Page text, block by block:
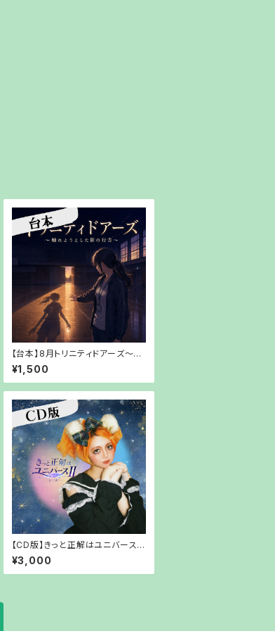
【台本】8月トリニティドアーズ～触
れようとした影の行方～【PDFでお
渡し】
¥1,500
【CD版】きっと正解はユニバース
Ⅱシーズー【郵送でお渡し】
¥3,000